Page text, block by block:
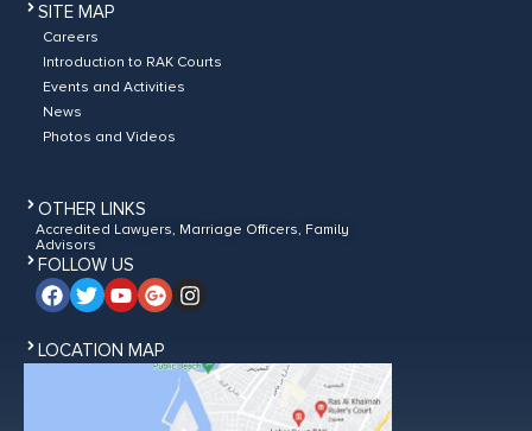
SITE MAP
Careers
Introduction to RAK Courts
Events and Activities
News
Photos and Videos
OTHER LINKS
Accredited Lawyers, Marriage Officers, Family
Advisors
FOLLOW US
LOCATION MAP